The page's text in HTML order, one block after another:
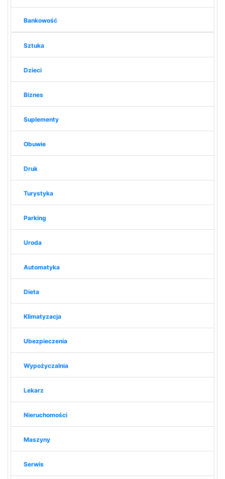
Bankowość
Sztuka
Dzieci
Biznes
Suplementy
Obuwie
Druk
Turystyka
Parking
Uroda
Automatyka
Dieta
Klimatyzacja
Ubezpieczenia
Wypożyczalnia
Lekarz
Nieruchomości
Maszyny
Serwis